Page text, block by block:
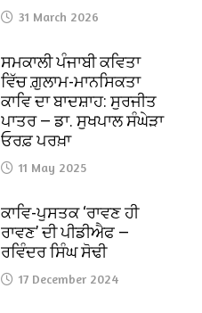
31 March 2026
ਸਮਕਾਲੀ ਪੰਜਾਬੀ ਕਵਿਤਾ
ਵਿੱਚ ਗ਼ੁਲਾਮ-ਮਾਨਸਿਕਤਾ
ਕਾਵਿ ਦਾ ਬਾਦਸ਼ਾਹ: ਸੁਰਜੀਤ
ਪਾਤਰ — ਡਾ. ਸੁਖਪਾਲ ਸੰਘੇੜਾ
ਓਰਫ਼ ਪਰਖ਼ਾ
11 May 2025
ਕਾਵਿ-ਪੁਸਤਕ ‘ਰਾਵਣ ਹੀ
ਰਾਵਣ’ ਦੀ ਪੀਡੀਐਫ —
ਰਵਿੰਦਰ ਸਿੰਘ ਸੋਢੀ
17 December 2024